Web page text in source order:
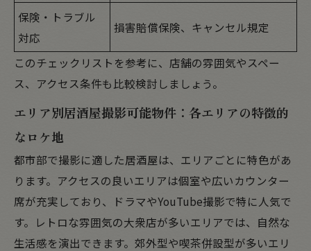
保険・トラブル
対応
損害賠償保険、キャンセル規定
このチェックリストを参考に、店舗の雰囲気やスペー
ス、アクセス条件も比較検討しましょう。
エリア別居酒屋撮影可能物件：各エリアの特徴的
なロケ地
都市部で撮影に適した居酒屋は、エリアごとに特色があ
ります。アクセスの良いエリアは個室や広いカウンター
席が充実しており、ドラマやYouTube撮影で特に人気で
す。レトロな雰囲気の大衆店が多いエリアでは、自然な
生活感を演出できます。郊外型や喫茶併設型が多いエリ